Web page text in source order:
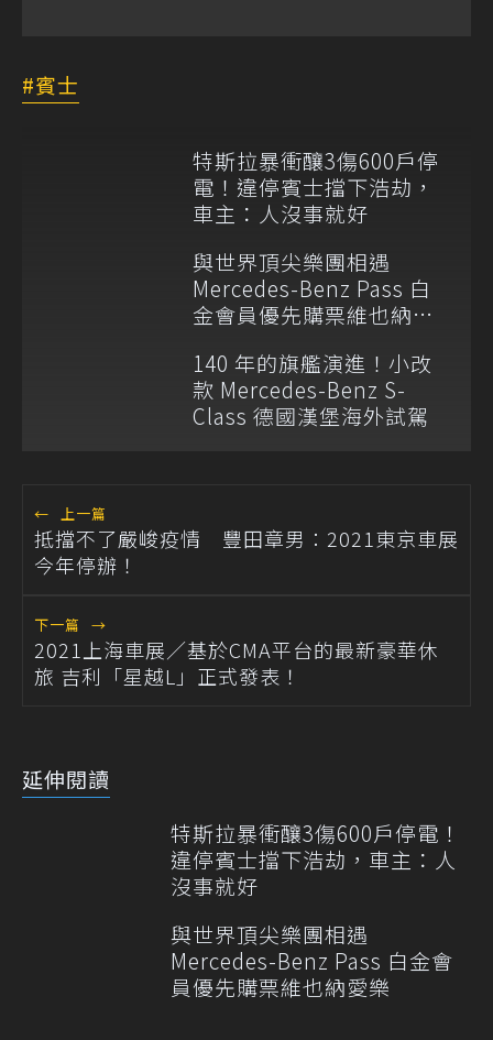
賓士
特斯拉暴衝釀3傷600戶停
電！違停賓士擋下浩劫，
車主：人沒事就好
與世界頂尖樂團相遇
Mercedes-Benz Pass 白
金會員優先購票維也納愛
140 年的旗艦演進！小改
款 Mercedes-Benz S-
Class 德國漢堡海外試駕
← 上一篇
抵擋不了嚴峻疫情 豐田章男：2021東京車展
今年停辦！
下一篇 →
2021上海車展／基於CMA平台的最新豪華休
旅 吉利「星越L」正式發表！
延伸閱讀
特斯拉暴衝釀3傷600戶停電！
違停賓士擋下浩劫，車主：人
沒事就好
與世界頂尖樂團相遇
Mercedes-Benz Pass 白金會
員優先購票維也納愛樂